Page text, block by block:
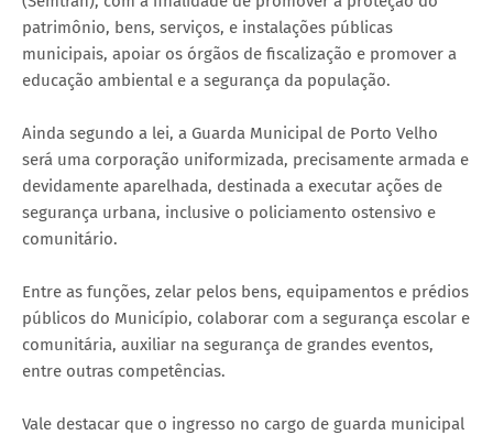
patrimônio, bens, serviços, e instalações públicas
municipais, apoiar os órgãos de fiscalização e promover a
educação ambiental e a segurança da população.
Ainda segundo a lei, a Guarda Municipal de Porto Velho
será uma corporação uniformizada, precisamente armada e
devidamente aparelhada, destinada a executar ações de
segurança urbana, inclusive o policiamento ostensivo e
comunitário.
Entre as funções, zelar pelos bens, equipamentos e prédios
públicos do Município, colaborar com a segurança escolar e
comunitária, auxiliar na segurança de grandes eventos,
entre outras competências.
Vale destacar que o ingresso no cargo de guarda municipal